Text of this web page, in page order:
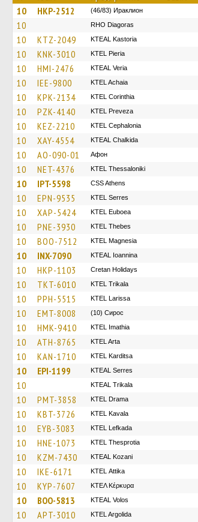
10 HKP-2512 (46/83) Ираклион
10 RHO Diagoras
10 KTZ-2049 KTEAL Kastoria
10 KNK-3010 KTEL Pieria
10 HMI-2476 KTEAL Veria
10 IEE-9800 KTEL Achaia
10 KPK-2134 KTEL Corinthia
10 PZK-4140 KTEL Preveza
10 KEZ-2210 KTEL Cephalonia
10 XAY-4554 KTEAL Chalkida
10 AO-090-01 Афон
10 NET-4376 KTEL Thessaloniki
10 IPT-5598 CSS Athens
10 EPN-9535 KTEL Serres
10 XAP-5424 ΚΤΕL Euboea
10 PNE-3930 KTEL Thebes
10 BOO-7512 ΚΤΕL Magnesia
10 INX-7090 KTEAL Ioannina
10 HKP-1103 Cretan Holidays
10 TKT-6010 ΚΤΕL Τrikala
10 PPH-5515 KTEL Larissa
10 EMT-8008 (10) Сирос
10 HMK-9410 KTEL Imathia
10 ATH-8765 KTEL Arta
10 KAN-1710 ΚΤΕL Karditsa
10 EPI-1199 KTEAL Serres
10 KTEAL Trikala
10 PMT-3858 KTEL Drama
10 KBT-3726 KTEL Kavala
10 EYB-3083 KTEL Lefkada
10 HNE-1073 KTEL Thesprotia
10 KZM-7430 KTEAL Kozani
10 IKE-6171 KΤΕL Αttika
10 KYP-7607 ΚΤΕΛ Κέρκυρα
10 BOO-5813 KTEAL Volos
10 APT-3010 KTEL Argolida